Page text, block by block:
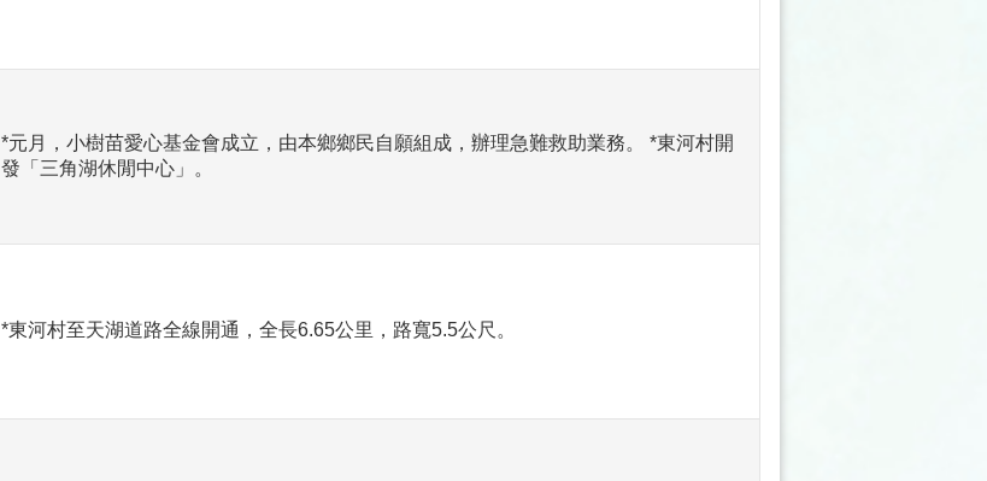
*元月，小樹苗愛心基金會成立，由本鄉鄉民自願組成，辦理急難救助業務。 *東河村開
發「三角湖休閒中心」。
*東河村至天湖道路全線開通，全長6.65公里，路寬5.5公尺。